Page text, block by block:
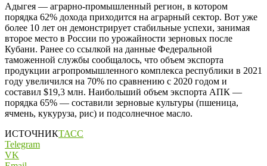
Адыгея — аграрно-промышленный регион, в котором
порядка 62% дохода приходится на аграрный сектор. Вот уже
более 10 лет он демонстрирует стабильные успехи, занимая
второе место в России по урожайности зерновых после
Кубани. Ранее со ссылкой на данные Федеральной
таможенной службы сообщалось, что объем экспорта
продукции агропромышленного комплекса республики в 2021
году увеличился на 70% по сравнению с 2020 годом и
составил $19,3 млн. Наибольший объем экспорта АПК —
порядка 65% — составили зерновые культуры (пшеница,
ячмень, кукуруза, рис) и подсолнечное масло.
ИСТОЧНИКТАСС
Telegram
VK